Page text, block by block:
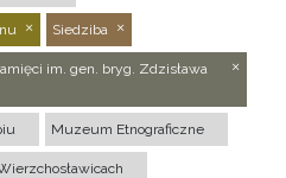
Siedziba
im. gen. bryg. Zdzisława
Muzeum Etnograficzne